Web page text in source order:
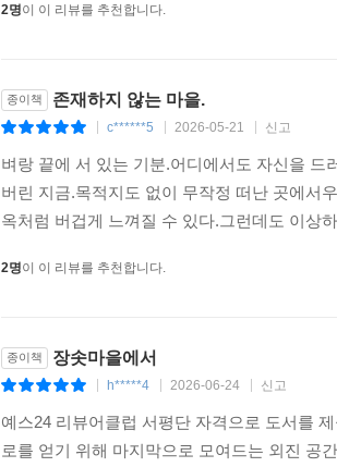
2명이 이 리뷰를 추천합니다.
종이책 존재하지 않는 마을.
c******5 2026-05-21 신고
벼랑 끝에 서 있는 기분.어디에서도 자신을
버린 지금.목적지도 없이 무작정 떠난 곳에서
옥처럼 버겁게 느껴질 수 있다.그런데도 이상
2명이 이 리뷰를 추천합니다.
종이책 장솟마을에서
h*****4 2026-06-24 신고
예스24 리뷰어클럽 서평단 자격으로 도서를
로를 얻기 위해 마지막으로 모여드는 외진 공